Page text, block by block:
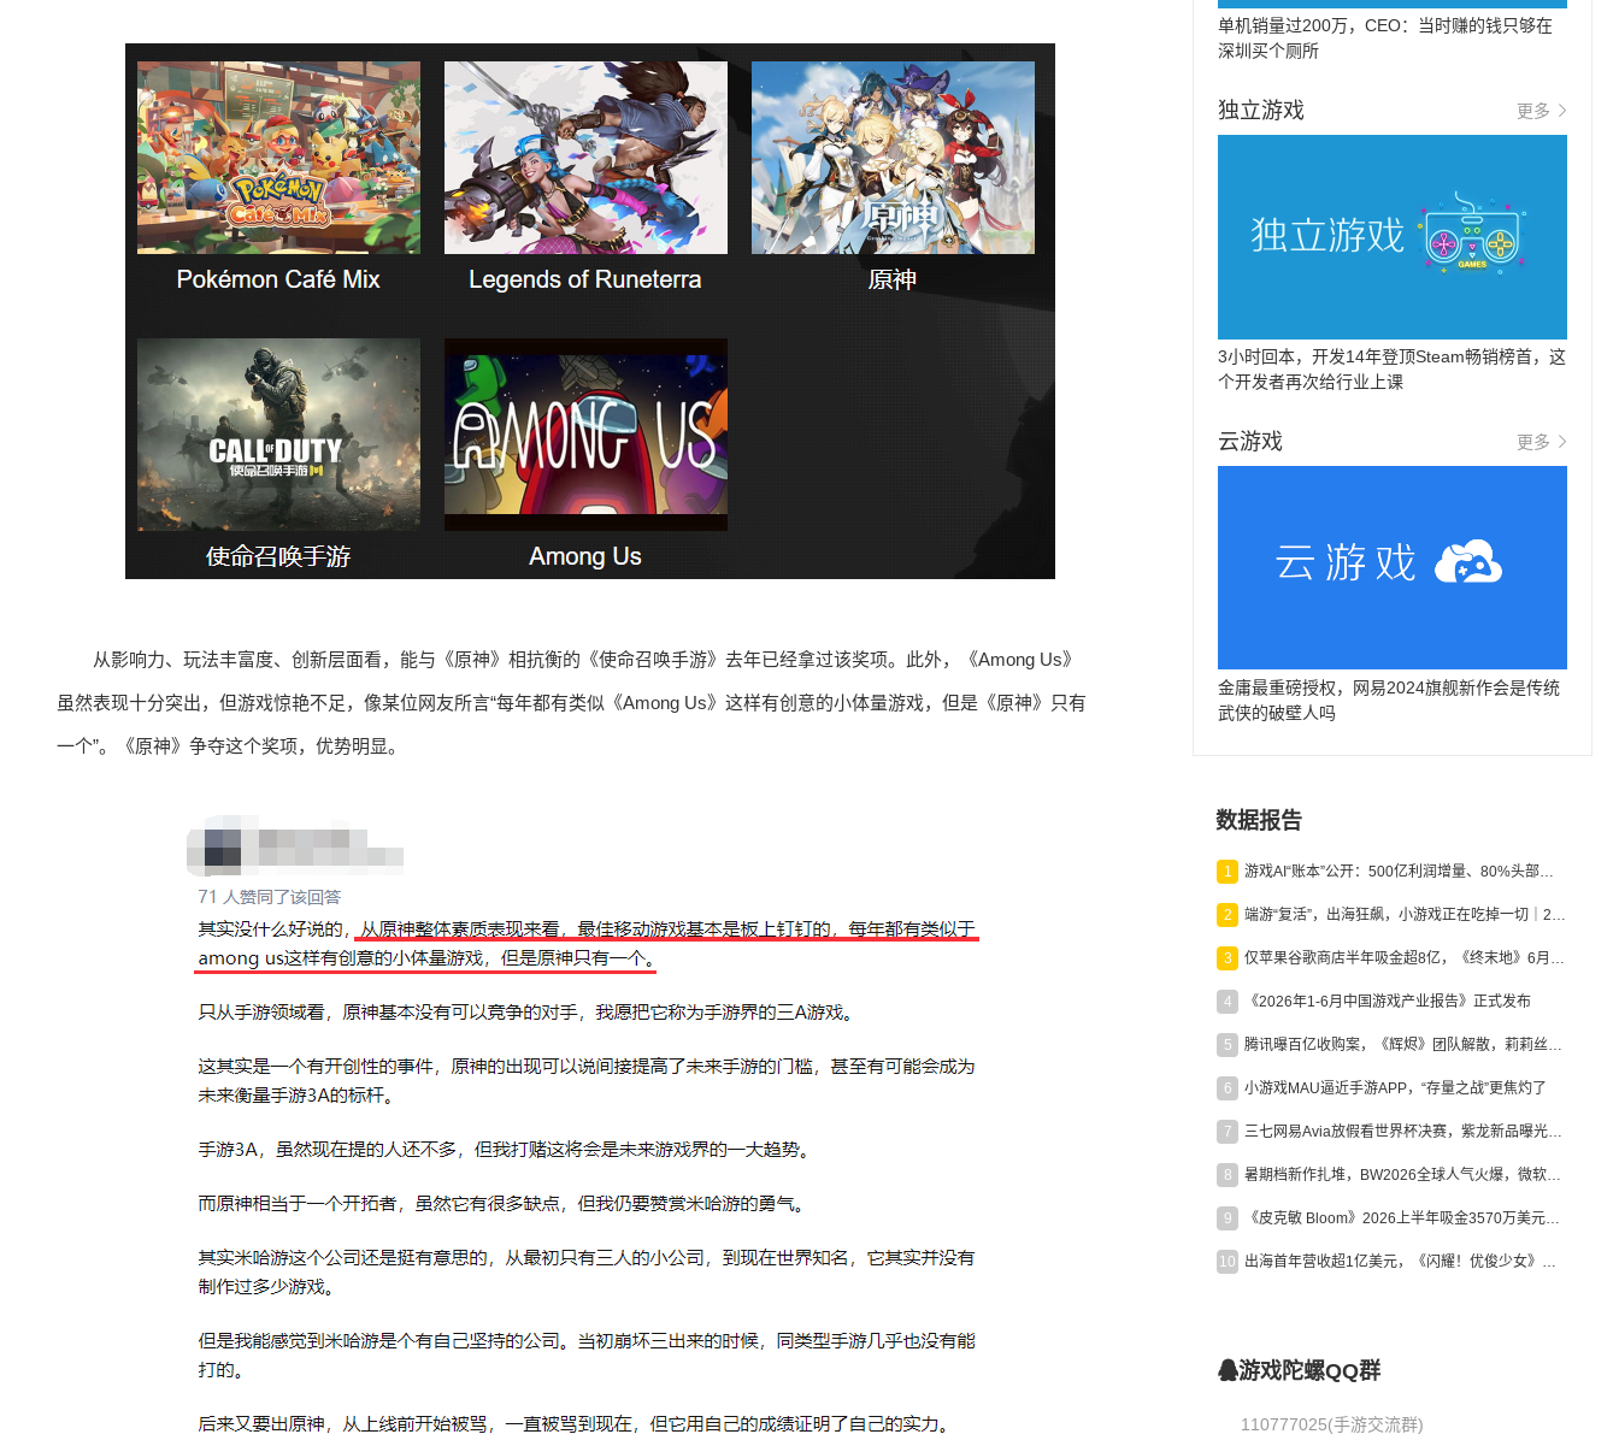
从影响力、玩法丰富度、创新层面看，能与《原神》相抗衡的《使命召唤手游》去年已经拿过该奖项。此外，《Among Us》
虽然表现十分突出，但游戏惊艳不足，像某位网友所言“每年都有类似《Among Us》这样有创意的小体量游戏，但是《原神》只有
一个”。《原神》争夺这个奖项，优势明显。
单机销量过200万，CEO：当时赚的钱只够在
深圳买个厕所
独立游戏 更多
3小时回本，开发14年登顶Steam畅销榜首，这
个开发者再次给行业上课
云游戏 更多
金庸最重磅授权，网易2024旗舰新作会是传统
武侠的破壁人吗
数据报告
1 游戏AI“账本”公开：500亿利润增量、80%头部入局，谁在闷声发财？
2 端游“复活”，出海狂飙，小游戏正在吃掉一切｜2026上半年产业报告
3 仅苹果谷歌商店半年吸金超8亿，《终末地》6月份收入显著回暖
4 《2026年1-6月中国游戏产业报告》正式发布
5 腾讯曝百亿收购案，《辉烬》团队解散，莉莉丝新作曝光｜陀螺周报
6 小游戏MAU逼近手游APP，“存量之战”更焦灼了
7 三七网易Avia放假看世界杯决赛，紫龙新品曝光，米哈游新作上线 | 陀螺周报
8 暑期档新作扎堆，BW2026全球人气火爆，微软XBOX大裁员|陀螺周报
9 《皮克敏 Bloom》2026上半年吸金3570万美元，中国台湾成最大市场
10 出海首年营收超1亿美元，《闪耀！优俊少女》美国市场占比达七成
游戏陀螺QQ群
110777025(手游交流群)